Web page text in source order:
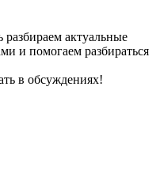
актуальные
и помогаем разбираться
в обсуждениях!